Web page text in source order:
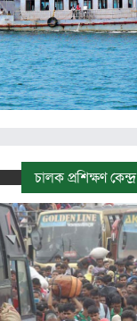
চালক প্রশিক্ষণ কেন্দ্র